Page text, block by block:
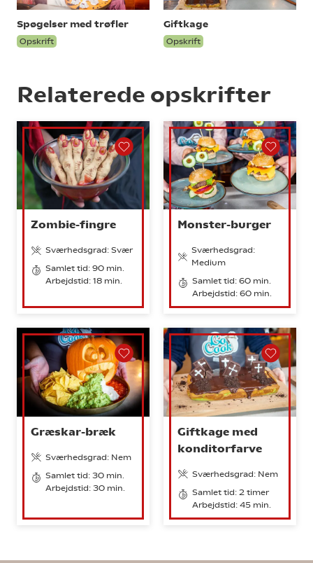
Spøgelser med trøfler
Opskrift
Giftkage
Opskrift
Relaterede opskrifter
Zombie-fingre
Sværhedsgrad: Svær
Samlet tid: 90 min.
Arbejdstid: 18 min.
Monster-burger
Sværhedsgrad:
Medium
Samlet tid: 60 min.
Arbejdstid: 60 min.
Græskar-bræk
Sværhedsgrad: Nem
Samlet tid: 30 min.
Arbejdstid: 30 min.
Giftkage med
konditorfarve
Sværhedsgrad: Nem
Samlet tid: 2 timer
Arbejdstid: 45 min.